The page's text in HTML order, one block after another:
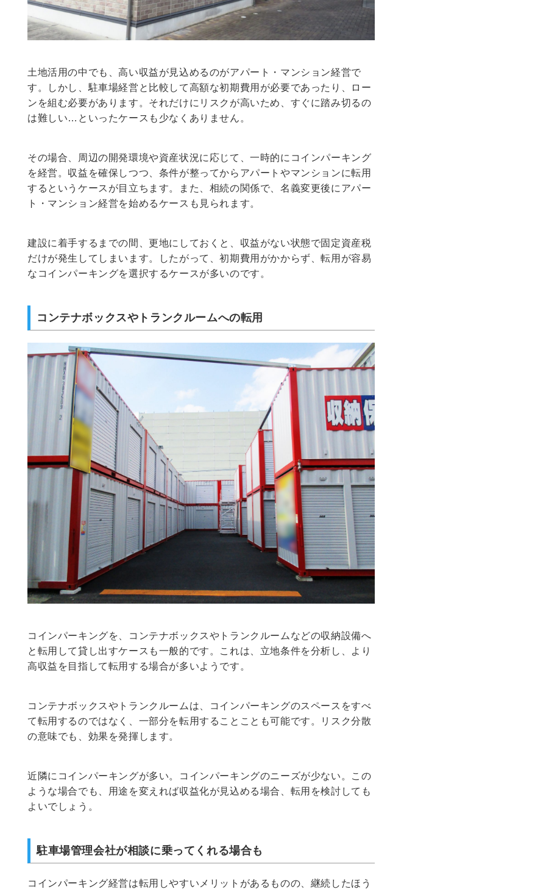
土地活用の中でも、高い収益が見込めるのがアパート・マンション経営で
す。しかし、駐車場経営と比較して高額な初期費用が必要であったり、ロー
ンを組む必要があります。それだけにリスクが高いため、すぐに踏み切るの
は難しい…といったケースも少なくありません。
その場合、周辺の開発環境や資産状況に応じて、一時的にコインパーキング
を経営。収益を確保しつつ、条件が整ってからアパートやマンションに転用
するというケースが目立ちます。また、相続の関係で、名義変更後にアパー
ト・マンション経営を始めるケースも見られます。
建設に着手するまでの間、更地にしておくと、収益がない状態で固定資産税
だけが発生してしまいます。したがって、初期費用がかからず、転用が容易
なコインパーキングを選択するケースが多いのです。
コンテナボックスやトランクルームへの転用
コインパーキングを、コンテナボックスやトランクルームなどの収納設備へ
と転用して貸し出すケースも一般的です。これは、立地条件を分析し、より
高収益を目指して転用する場合が多いようです。
コンテナボックスやトランクルームは、コインパーキングのスペースをすべ
て転用するのではなく、一部分を転用することことも可能です。リスク分散
の意味でも、効果を発揮します。
近隣にコインパーキングが多い。コインパーキングのニーズが少ない。この
ような場合でも、用途を変えれば収益化が見込める場合、転用を検討しても
よいでしょう。
駐車場管理会社が相談に乗ってくれる場合も
コインパーキング経営は転用しやすいメリットがあるものの、継続したほう